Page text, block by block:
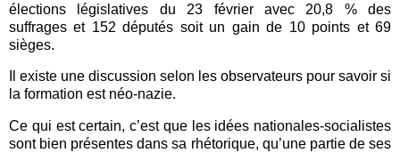
élections législatives du 23 février avec 20,8 % des
suffrages et 152 députés soit un gain de 10 points et 69
sièges.
Il existe une discussion selon les observateurs pour savoir si
la formation est néo-nazie.
Ce qui est certain, c’est que les idées nationales-socialistes
sont bien présentes dans sa rhétorique, qu’une partie de ses